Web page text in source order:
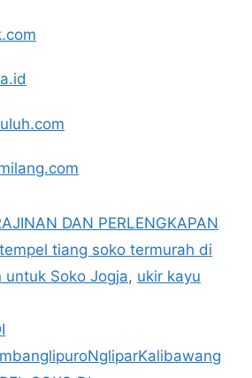
DAN PERLENGKAPAN
tiang soko termurah di
untuk Soko Jogja, ukir kayu